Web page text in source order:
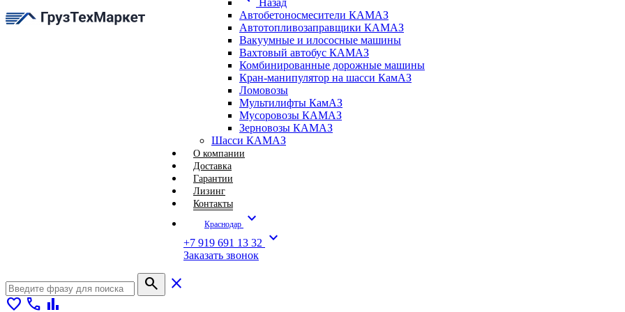
Назад
Автобетоносмесители КАМАЗ
Автотопливозаправщики КАМАЗ
Вакуумные и илососные машины
Вахтовый автобус КАМАЗ
Комбинированные дорожные машины
Кран-манипулятор на шасси КамАЗ
Ломовозы
Мультилифты КамАЗ
Мусоровозы КАМАЗ
Зерновозы КАМАЗ
Шасси КАМАЗ
О компании
Доставка
Гарантии
Лизинг
Контакты
Краснодар expand_more
+7 919 691 13 32 expand_more
Заказать звонок
search
close
favorite call bar_chart